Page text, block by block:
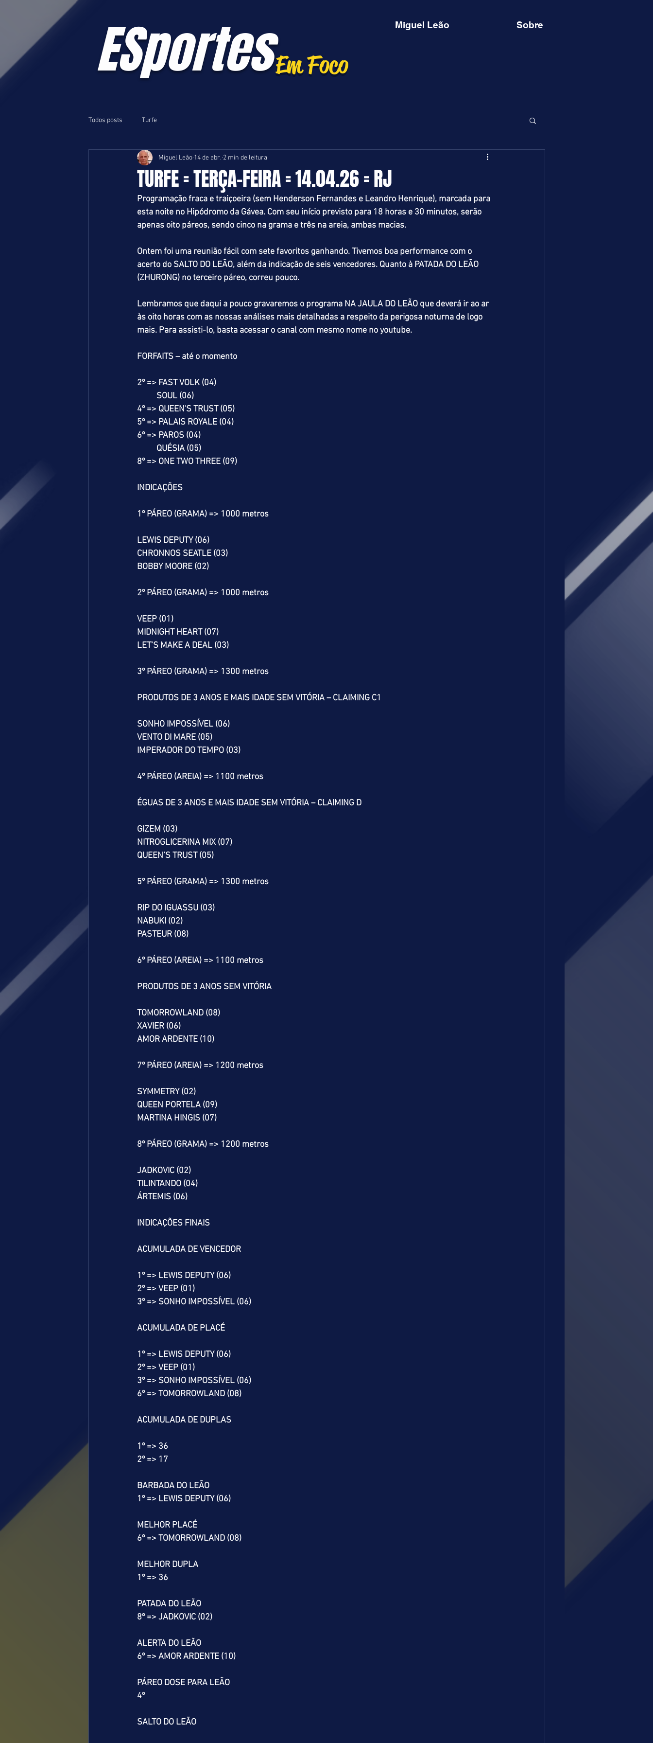
ESportesEm Foco
Miguel Leão Sobre
Todos posts Turfe
TURFE = TERÇA-FEIRA = 14.04.26 = RJ
Miguel Leão 14 de abr. 2 min de leitura
Programação fraca e traiçoeira (sem Henderson Fernandes e Leandro Henrique), marcada para
esta noite no Hipódromo da Gávea. Com seu início previsto para 18 horas e 30 minutos, serão
apenas oito páreos, sendo cinco na grama e três na areia, ambas macias.
Ontem foi uma reunião fácil com sete favoritos ganhando. Tivemos boa performance com o
acerto do SALTO DO LEÃO, além da indicação de seis vencedores. Quanto à PATADA DO LEÃO
(ZHURONG) no terceiro páreo, correu pouco.
Lembramos que daqui a pouco gravaremos o programa NA JAULA DO LEÃO que deverá ir ao ar
às oito horas com as nossas análises mais detalhadas a respeito da perigosa noturna de logo
mais. Para assisti-lo, basta acessar o canal com mesmo nome no youtube.
FORFAITS – até o momento
2º => FAST VOLK (04)
SOUL (06)
4º => QUEEN'S TRUST (05)
5º => PALAIS ROYALE (04)
6º => PAROS (04)
          QUÉSIA (05)
8º => ONE TWO THREE (09)
INDICAÇÕES
1º PÁREO (GRAMA) => 1000 metros
LEWIS DEPUTY (06)
CHRONNOS SEATLE (03)
BOBBY MOORE (02)
2º PÁREO (GRAMA) => 1000 metros
VEEP (01)
MIDNIGHT HEART (07)
LET’S MAKE A DEAL (03)
3º PÁREO (GRAMA) => 1300 metros
PRODUTOS DE 3 ANOS E MAIS IDADE SEM VITÓRIA – CLAIMING C1
SONHO IMPOSSÍVEL (06)
VENTO DI MARE (05)
IMPERADOR DO TEMPO (03)
4º PÁREO (AREIA) => 1100 metros
ÉGUAS DE 3 ANOS E MAIS IDADE SEM VITÓRIA – CLAIMING D
GIZEM (03)
NITROGLICERINA MIX (07)
QUEEN’S TRUST (05)
5º PÁREO (GRAMA) => 1300 metros
RIP DO IGUASSU (03)
NABUKI (02)
PASTEUR (08)
6º PÁREO (AREIA) => 1100 metros
PRODUTOS DE 3 ANOS SEM VITÓRIA
TOMORROWLAND (08)
XAVIER (06)
AMOR ARDENTE (10)
7º PÁREO (AREIA) => 1200 metros
SYMMETRY (02)
QUEEN PORTELA (09)
MARTINA HINGIS (07)
8º PÁREO (GRAMA) => 1200 metros
JADKOVIC (02)
TILINTANDO (04)
ÁRTEMIS (06)
INDICAÇÕES FINAIS
ACUMULADA DE VENCEDOR
1º => LEWIS DEPUTY (06)
2º => VEEP (01)
3º => SONHO IMPOSSÍVEL (06)
ACUMULADA DE PLACÉ
1º => LEWIS DEPUTY (06)
2º => VEEP (01)
3º => SONHO IMPOSSÍVEL (06)
6º => TOMORROWLAND (08)
ACUMULADA DE DUPLAS
1º => 36
2º => 17
BARBADA DO LEÃO
1º => LEWIS DEPUTY (06)
MELHOR PLACÉ
6º => TOMORROWLAND (08)
MELHOR DUPLA
1º => 36
PATADA DO LEÃO
8º => JADKOVIC (02)
ALERTA DO LEÃO
6º => AMOR ARDENTE (10)
PÁREO DOSE PARA LEÃO
4º
SALTO DO LEÃO